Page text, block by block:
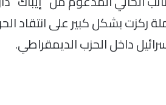
حملة ركزت بشكل كبير على
داخل الحزب الديمقراطي.